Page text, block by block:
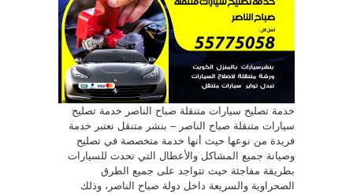
خدمة تصليح سيارات متنقلة صباح الناصر خدمة تصليح
سيارات متنقلة صباح الناصر – بنشر متنقل تعتبر خدمة
فريدة من نوعها حيث أنها خدمة متخصصة في تصليح
وصيانة جميع المشاكل والأعطال التي تحدث للسيارات
بطريقة مفاجئة حيث تتواجد على جميع الطرق
الصحراوية والسريعة داخل دولة صباح الناصر، وذلك